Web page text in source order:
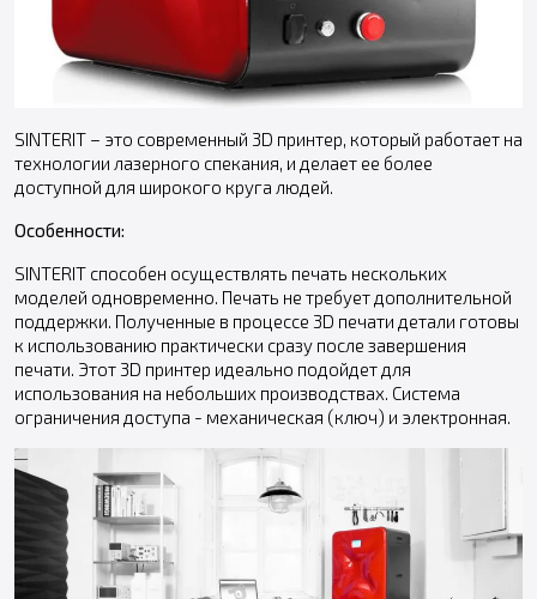
SINTERIT – это современный 3D принтер, который работает на
технологии лазерного спекания, и делает ее более
доступной для широкого круга людей.
Особенности:
SINTERIT способен осуществлять печать нескольких
моделей одновременно. Печать не требует дополнительной
поддержки. Полученные в процессе 3D печати детали готовы
к использованию практически сразу после завершения
печати. Этот 3D принтер идеально подойдет для
использования на небольших производствах. Система
ограничения доступа - механическая (ключ) и электронная.